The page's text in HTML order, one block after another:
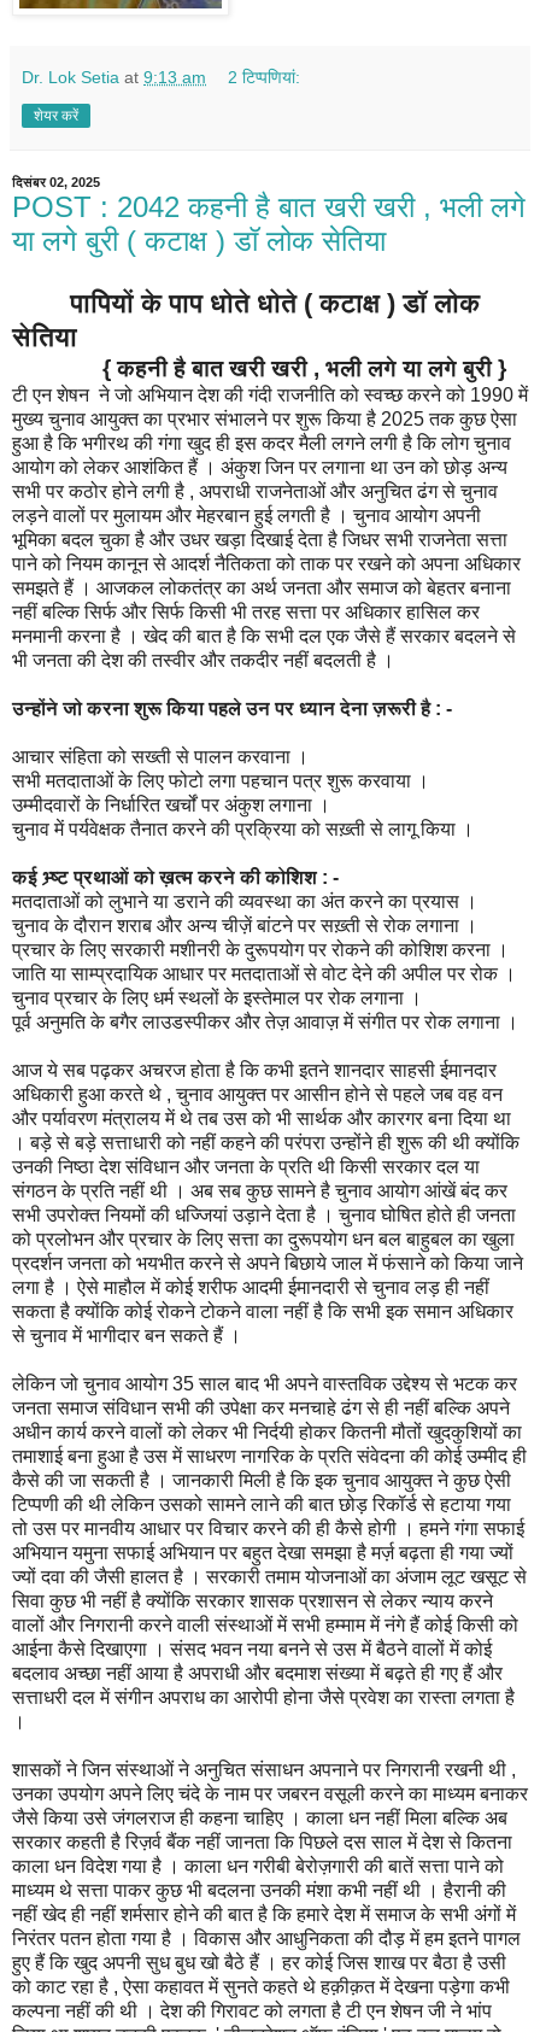
Dr. Lok Setia at 9:13 am 2 टिप्‍पणियां:
शेयर करें
दिसंबर 02, 2025
POST : 2042 कहनी है बात खरी खरी , भली लगे
या लगे बुरी ( कटाक्ष ) डॉ लोक सेतिया
पापियों के पाप धोते धोते ( कटाक्ष ) डॉ लोक
सेतिया
{ कहनी है बात खरी खरी , भली लगे या लगे बुरी }
टी एन शेषन ने जो अभियान देश की गंदी राजनीति को स्वच्छ करने को 1990 में
मुख्य चुनाव आयुक्त का प्रभार संभालने पर शुरू किया है 2025 तक कुछ ऐसा
हुआ है कि भगीरथ की गंगा खुद ही इस कदर मैली लगने लगी है कि लोग चुनाव
आयोग को लेकर आशंकित हैं । अंकुश जिन पर लगाना था उन को छोड़ अन्य
सभी पर कठोर होने लगी है , अपराधी राजनेताओं और अनुचित ढंग से चुनाव
लड़ने वालों पर मुलायम और मेहरबान हुई लगती है । चुनाव आयोग अपनी
भूमिका बदल चुका है और उधर खड़ा दिखाई देता है जिधर सभी राजनेता सत्ता
पाने को नियम कानून से आदर्श नैतिकता को ताक पर रखने को अपना अधिकार
समझते हैं । आजकल लोकतंत्र का अर्थ जनता और समाज को बेहतर बनाना
नहीं बल्कि सिर्फ और सिर्फ किसी भी तरह सत्ता पर अधिकार हासिल कर
मनमानी करना है । खेद की बात है कि सभी दल एक जैसे हैं सरकार बदलने से
भी जनता की देश की तस्वीर और तकदीर नहीं बदलती है ।
उन्होंने जो करना शुरू किया पहले उन पर ध्यान देना ज़रूरी है : -
आचार संहिता को सख्ती से पालन करवाना ।
सभी मतदाताओं के लिए फोटो लगा पहचान पत्र शुरू करवाया ।
उम्मीदवारों के निर्धारित खर्चों पर अंकुश लगाना ।
चुनाव में पर्यवेक्षक तैनात करने की प्रक्रिया को सख़्ती से लागू किया ।
कई भ्र्ष्ट प्रथाओं को ख़त्म करने की कोशिश : -
मतदाताओं को लुभाने या डराने की व्यवस्था का अंत करने का प्रयास ।
चुनाव के दौरान शराब और अन्य चीज़ें बांटने पर सख़्ती से रोक लगाना ।
प्रचार के लिए सरकारी मशीनरी के दुरूपयोग पर रोकने की कोशिश करना ।
जाति या साम्प्रदायिक आधार पर मतदाताओं से वोट देने की अपील पर रोक ।
चुनाव प्रचार के लिए धर्म स्थलों के इस्तेमाल पर रोक लगाना ।
पूर्व अनुमति के बगैर लाउडस्पीकर और तेज़ आवाज़ में संगीत पर रोक लगाना ।
आज ये सब पढ़कर अचरज होता है कि कभी इतने शानदार साहसी ईमानदार
अधिकारी हुआ करते थे , चुनाव आयुक्त पर आसीन होने से पहले जब वह वन
और पर्यावरण मंत्रालय में थे तब उस को भी सार्थक और कारगर बना दिया था
। बड़े से बड़े सत्ताधारी को नहीं कहने की परंपरा उन्होंने ही शुरू की थी क्योंकि
उनकी निष्ठा देश संविधान और जनता के प्रति थी किसी सरकार दल या
संगठन के प्रति नहीं थी । अब सब कुछ सामने है चुनाव आयोग आंखें बंद कर
सभी उपरोक्त नियमों की धज्जियां उड़ाने देता है । चुनाव घोषित होते ही जनता
को प्रलोभन और प्रचार के लिए सत्ता का दुरूपयोग धन बल बाहुबल का खुला
प्रदर्शन जनता को भयभीत करने से अपने बिछाये जाल में फंसाने को किया जाने
लगा है । ऐसे माहौल में कोई शरीफ आदमी ईमानदारी से चुनाव लड़ ही नहीं
सकता है क्योंकि कोई रोकने टोकने वाला नहीं है कि सभी इक समान अधिकार
से चुनाव में भागीदार बन सकते हैं ।
लेकिन जो चुनाव आयोग 35 साल बाद भी अपने वास्तविक उद्देश्य से भटक कर
जनता समाज संविधान सभी की उपेक्षा कर मनचाहे ढंग से ही नहीं बल्कि अपने
अधीन कार्य करने वालों को लेकर भी निर्दयी होकर कितनी मौतों खुदकुशियों का
तमाशाई बना हुआ है उस में साधरण नागरिक के प्रति संवेदना की कोई उम्मीद ही
कैसे की जा सकती है । जानकारी मिली है कि इक चुनाव आयुक्त ने कुछ ऐसी
टिप्पणी की थी लेकिन उसको सामने लाने की बात छोड़ रिकॉर्ड से हटाया गया
तो उस पर मानवीय आधार पर विचार करने की ही कैसे होगी । हमने गंगा सफाई
अभियान यमुना सफाई अभियान पर बहुत देखा समझा है मर्ज़ बढ़ता ही गया ज्यों
ज्यों दवा की जैसी हालत है । सरकारी तमाम योजनाओं का अंजाम लूट खसूट से
सिवा कुछ भी नहीं है क्योंकि सरकार शासक प्रशासन से लेकर न्याय करने
वालों और निगरानी करने वाली संस्थाओं में सभी हम्माम में नंगे हैं कोई किसी को
आईना कैसे दिखाएगा । संसद भवन नया बनने से उस में बैठने वालों में कोई
बदलाव अच्छा नहीं आया है अपराधी और बदमाश संख्या में बढ़ते ही गए हैं और
सत्ताधरी दल में संगीन अपराध का आरोपी होना जैसे प्रवेश का रास्ता लगता है
।
शासकों ने जिन संस्थाओं ने अनुचित संसाधन अपनाने पर निगरानी रखनी थी ,
उनका उपयोग अपने लिए चंदे के नाम पर जबरन वसूली करने का माध्यम बनाकर
जैसे किया उसे जंगलराज ही कहना चाहिए । काला धन नहीं मिला बल्कि अब
सरकार कहती है रिज़र्व बैंक नहीं जानता कि पिछले दस साल में देश से कितना
काला धन विदेश गया है । काला धन गरीबी बेरोज़गारी की बातें सत्ता पाने को
माध्यम थे सत्ता पाकर कुछ भी बदलना उनकी मंशा कभी नहीं थी । हैरानी की
नहीं खेद ही नहीं शर्मसार होने की बात है कि हमारे देश में समाज के सभी अंगों में
निरंतर पतन होता गया है । विकास और आधुनिकता की दौड़ में हम इतने पागल
हुए हैं कि खुद अपनी सुध बुध खो बैठे हैं । हर कोई जिस शाख पर बैठा है उसी
को काट रहा है , ऐसा कहावत में सुनते कहते थे हक़ीक़त में देखना पड़ेगा कभी
कल्पना नहीं की थी । देश की गिरावट को लगता है टी एन शेषन जी ने भांप